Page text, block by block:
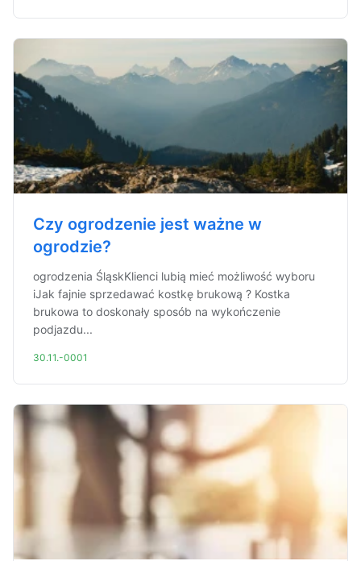
Czy ogrodzenie jest ważne w
ogrodzie?
ogrodzenia ŚląskKlienci lubią mieć możliwość wyboru
iJak fajnie sprzedawać kostkę brukową ? Kostka
brukowa to doskonały sposób na wykończenie
podjazdu...
30.11.-0001